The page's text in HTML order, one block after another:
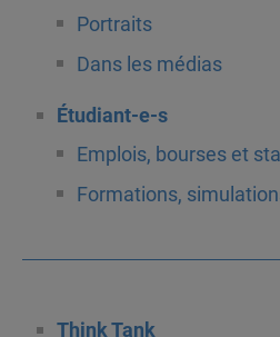
Portraits
Dans les médias
Étudiant-e-s
Emplois, bourses et
Formations,
Think Tank